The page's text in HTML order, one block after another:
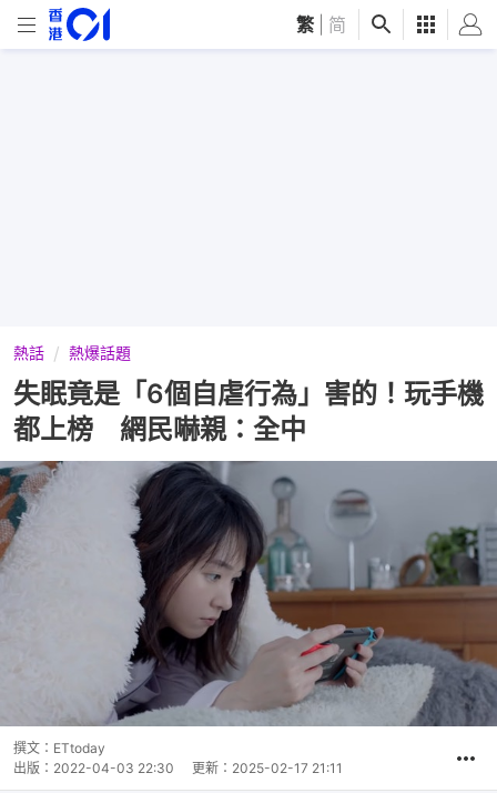
繁 简
熱話 熱爆話題
失眠竟是「6個自虐行為」害的！玩手機
都上榜 網民嚇親：全中
撰文： ETtoday
出版： 2022-04-03 22:30 更新： 2025-02-17 21:11